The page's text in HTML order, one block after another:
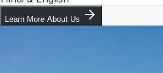
Learn More About Us